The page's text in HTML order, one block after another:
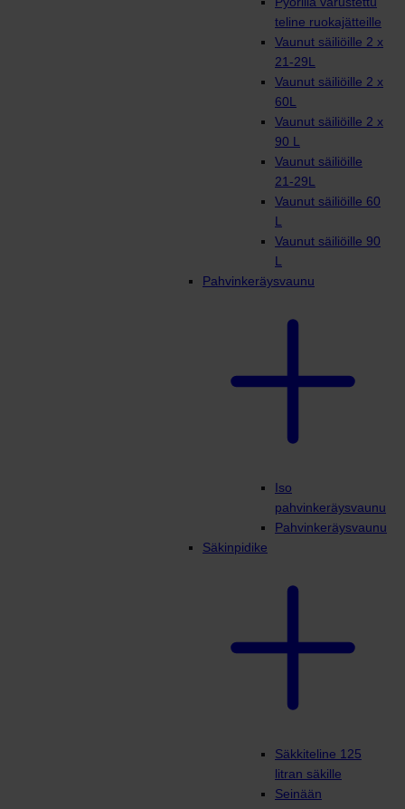
teline ruokajätteille
Vaunut säiliöille 2 x
21-29L
Vaunut säiliöille 2 x
60L
Vaunut säiliöille 2 x
90 L
Vaunut säiliöille
21-29L
Vaunut säiliöille 60
L
Vaunut säiliöille 90
L
Pahvinkeräysvaunu
Iso
pahvinkeräysvaunu
Pahvinkeräysvaunu
Säkinpidike
Säkkiteline 125
litran säkille
Seinään